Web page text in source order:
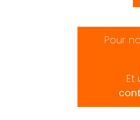
Pour
Et